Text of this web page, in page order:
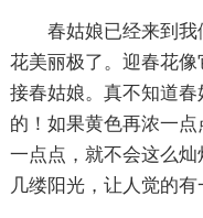
春姑娘已经来到
花美丽极了。迎春花
接春姑娘。真不知道
的！如果黄色再浓一
一点点，就不会这么
几缕阳光，让人觉的有